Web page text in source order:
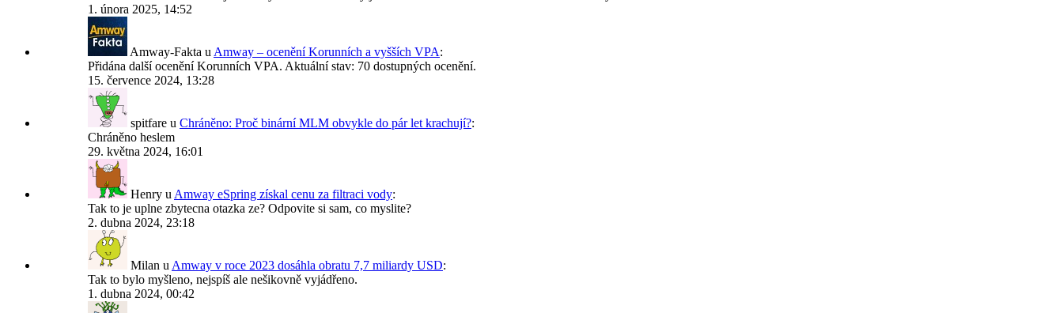
1. února 2025, 14:52
Amway-Fakta u Amway – ocenění Korunních a vyšších VPA:
Přidána další ocenění Korunních VPA. Aktuální stav: 70 dostupných ocenění.
15. července 2024, 13:28
spitfare u Chráněno: Proč binární MLM obvykle do pár let krachují?:
Chráněno heslem
29. května 2024, 16:01
Henry u Amway eSpring získal cenu za filtraci vody:
Tak to je uplne zbytecna otazka ze? Odpovite si sam, co myslite?
2. dubna 2024, 23:18
Milan u Amway v roce 2023 dosáhla obratu 7,7 miliardy USD:
Tak to bylo myšleno, nejspíš ale nešikovně vyjádřeno.
1. dubna 2024, 00:42